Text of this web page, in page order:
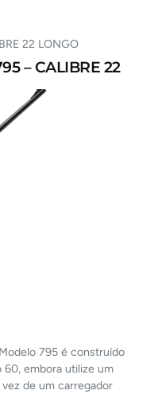
22 LONGO
– CALIBRE 22
795 é construído
60, embora utilize um
de um carregador